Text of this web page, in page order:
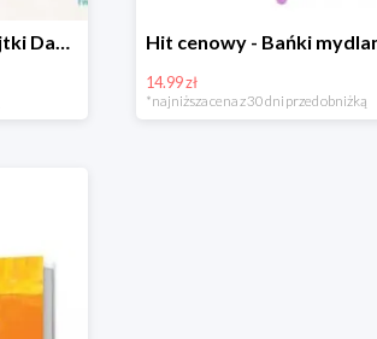
Hit cenowy - Pieluchomajtki Dada Pants
14.99 zł
*najniższa cena z 30 dni przed obniżką